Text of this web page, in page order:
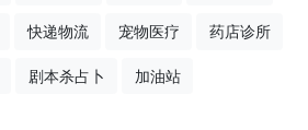
快递物流 宠物医疗 药店诊所
剧本杀占卜 加油站